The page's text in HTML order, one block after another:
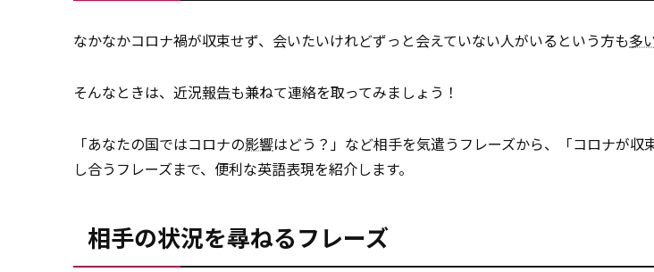
なかなかコロナ禍が収束せず、会いたいけれどずっと会えていない人がいるという方も多
そんなときは、近況報告も兼ねて連絡を取ってみましょう！
「あなたの国ではコロナの影響はどう？」など相手を気遣うフレーズから、「コロナが収
し合うフレーズまで、便利な英語表現を紹介します。
相手の状況を尋ねるフレーズ